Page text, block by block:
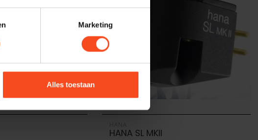
Marketing
Alles toestaan
HANA
HANA SL MKII